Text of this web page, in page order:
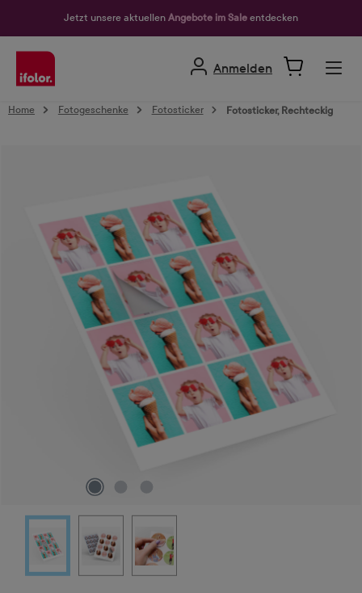
Jetzt unsere aktuellen Angebote im Sale entdecken
Anmelden
Home Fotogeschenke Fotosticker Fotosticker, Rechteckig